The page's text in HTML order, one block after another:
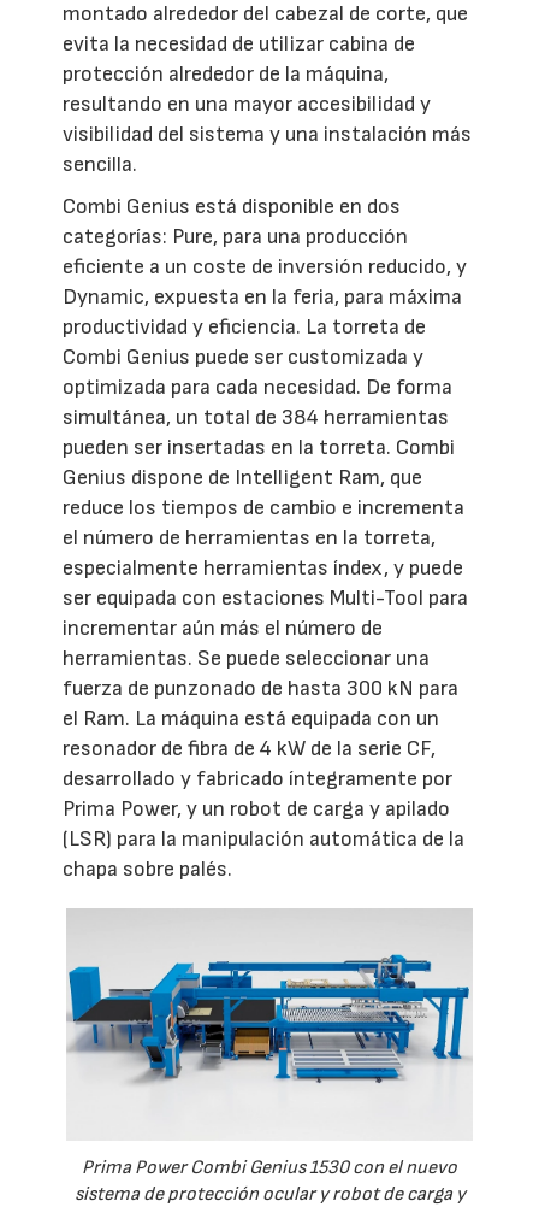
montado alrededor del cabezal de corte, que
evita la necesidad de utilizar cabina de
protección alrededor de la máquina,
resultando en una mayor accesibilidad y
visibilidad del sistema y una instalación más
sencilla.
Combi Genius está disponible en dos
categorías: Pure, para una producción
eficiente a un coste de inversión reducido, y
Dynamic, expuesta en la feria, para máxima
productividad y eficiencia. La torreta de
Combi Genius puede ser customizada y
optimizada para cada necesidad. De forma
simultánea, un total de 384 herramientas
pueden ser insertadas en la torreta. Combi
Genius dispone de Intelligent Ram, que
reduce los tiempos de cambio e incrementa
el número de herramientas en la torreta,
especialmente herramientas índex, y puede
ser equipada con estaciones Multi-Tool para
incrementar aún más el número de
herramientas. Se puede seleccionar una
fuerza de punzonado de hasta 300 kN para
el Ram. La máquina está equipada con un
resonador de fibra de 4 kW de la serie CF,
desarrollado y fabricado íntegramente por
Prima Power, y un robot de carga y apilado
(LSR) para la manipulación automática de la
chapa sobre palés.
Prima Power Combi Genius 1530 con el nuevo
sistema de protección ocular y robot de carga y